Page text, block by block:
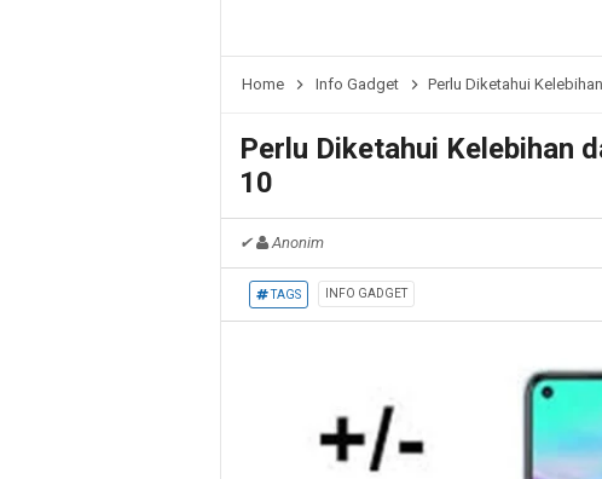
Home Info Gadget Perlu Diketahui
Perlu Diketahui Kelebihan
10
✔ Anonim
TAGS INFO GADGET